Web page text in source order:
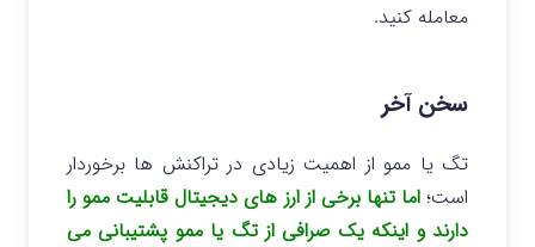
معامله کنید.
سخن آخر
تگ یا ممو از اهمیت زیادی در تراکنش ها برخوردار
است؛اما تنها برخی از ارز های دیجیتال قابلیت ممو را
دارند و اینکه یک صرافی از تگ یا ممو پشتیبانی می